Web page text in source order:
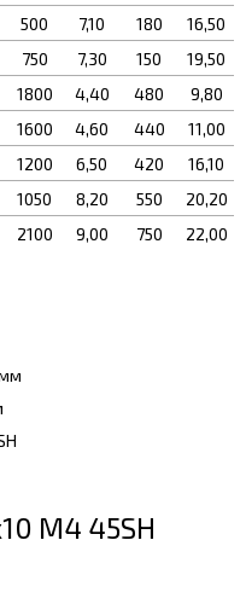
500 7,10 180
16,50
750 7,30 150
19,50
1800 4,40 480
9,80
1600 4,60 440
11,00
1200 6,50 420
16,10
1050 8,20 550
20,20
2100 9,00 750 22,00
М4 45SH